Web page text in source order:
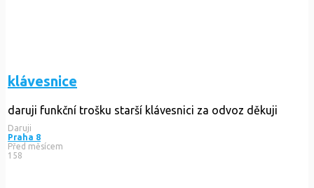
klávesnice
daruji funkční trošku starší klávesnici za odvoz děkuji
Daruji
Praha 8
Před měsícem
158